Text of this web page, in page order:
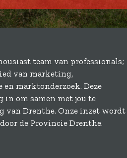
team van professionals;
van marketing,
marktonderzoek. Deze
in om samen met jou te
van Drenthe. Onze inzet wordt
de Provincie Drenthe.